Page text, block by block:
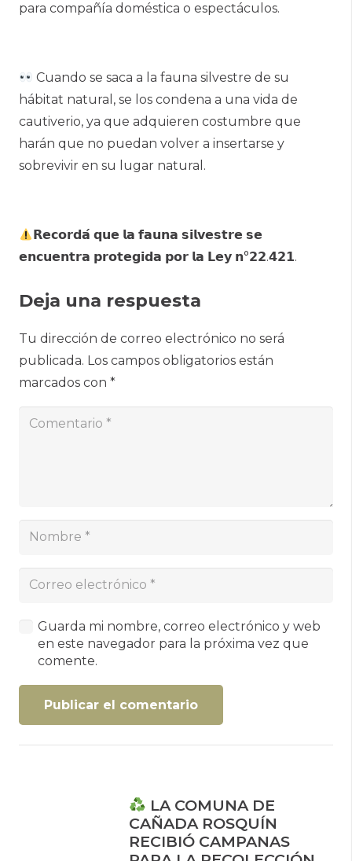
para compañía doméstica o espectáculos.
Cuando se saca a la fauna silvestre de su
hábitat natural, se los condena a una vida de
cautiverio, ya que adquieren costumbre que
harán que no puedan volver a insertarse y
sobrevivir en su lugar natural.
𝗥𝗲𝗰𝗼𝗿𝗱𝗮́ 𝗾𝘂𝗲 𝗹𝗮 𝗳𝗮𝘂𝗻𝗮 𝘀𝗶𝗹𝘃𝗲𝘀𝘁𝗿𝗲 𝘀𝗲
𝗲𝗻𝗰𝘂𝗲𝗻𝘁𝗿𝗮 𝗽𝗿𝗼𝘁𝗲𝗴𝗶𝗱𝗮 𝗽𝗼𝗿 𝗹𝗮 𝗟𝗲𝘆 𝗻°𝟮𝟮.𝟰𝟮𝟭.
Deja una respuesta
Tu dirección de correo electrónico no será
publicada. Los campos obligatorios están
marcados con *
Guarda mi nombre, correo electrónico y web
en este navegador para la próxima vez que
comente.
Publicar el comentario
LA COMUNA DE
CAÑADA ROSQUÍN
RECIBIÓ CAMPANAS